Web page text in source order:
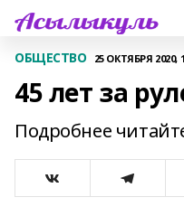
ОБЩЕСТВО 25 ОКТЯБРЯ 2020,
45 лет за
Подробнее